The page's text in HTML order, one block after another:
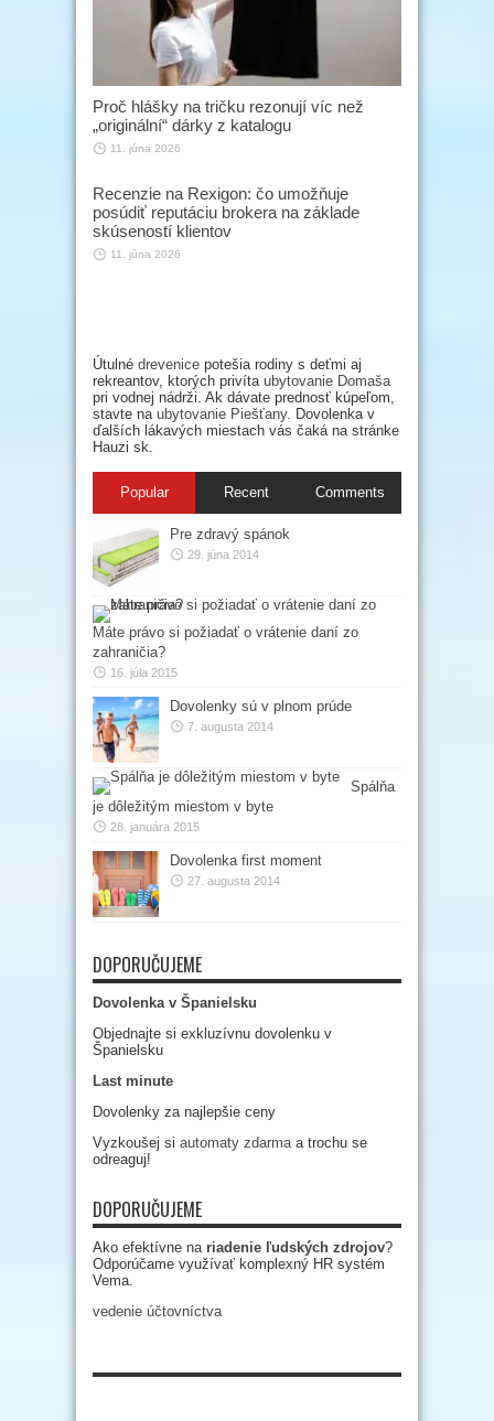
Proč hlášky na tričku rezonují víc než
„originální“ dárky z katalogu
11. júna 2026
Recenzie na Rexigon: čo umožňuje
posúdiť reputáciu brokera na základe
skúseností klientov
11. júna 2026
Útulné drevenice potešia rodiny s deťmi aj
rekreantov, ktorých privíta ubytovanie Domaša
pri vodnej nádrži. Ak dávate prednosť kúpeľom,
stavte na ubytovanie Piešťany. Dovolenka v
ďalších lákavých miestach vás čaká na stránke
Hauzi sk.
Popular Recent Comments
Pre zdravý spánok
29. júna 2014
Máte právo si požiadať o vrátenie daní zo
zahraničia?
16. júla 2015
Dovolenky sú v plnom prúde
7. augusta 2014
Spálňa
je dôležitým miestom v byte
28. januára 2015
Dovolenka first moment
27. augusta 2014
DOPORUČUJEME
Dovolenka v Španielsku
Objednajte si exkluzívnu dovolenku v
Španielsku
Last minute
Dovolenky za najlepšie ceny
Vyzkoušej si automaty zdarma a trochu se
odreaguj!
DOPORUČUJEME
Ako efektívne na riadenie ľudských zdrojov?
Odporúčame využívať komplexný HR systém
Vema.
vedenie účtovníctva